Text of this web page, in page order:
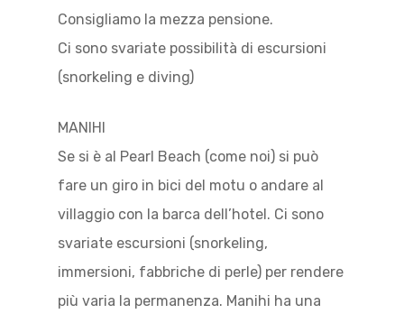
Consigliamo la mezza pensione.
Ci sono svariate possibilità di escursioni
(snorkeling e diving)
MANIHI
Se si è al Pearl Beach (come noi) si può
fare un giro in bici del motu o andare al
villaggio con la barca dell’hotel. Ci sono
svariate escursioni (snorkeling,
immersioni, fabbriche di perle) per rendere
più varia la permanenza. Manihi ha una